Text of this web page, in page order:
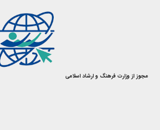
مجوز از وزارت فرهنگ و ارشاد اسلامی